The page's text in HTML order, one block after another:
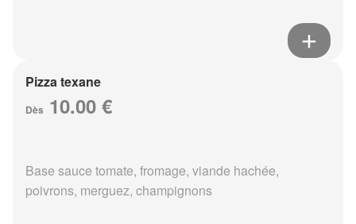
Pizza texane
Dès 10.00 €
Base sauce tomate, fromage, viande hachée,
poivrons, merguez, champignons